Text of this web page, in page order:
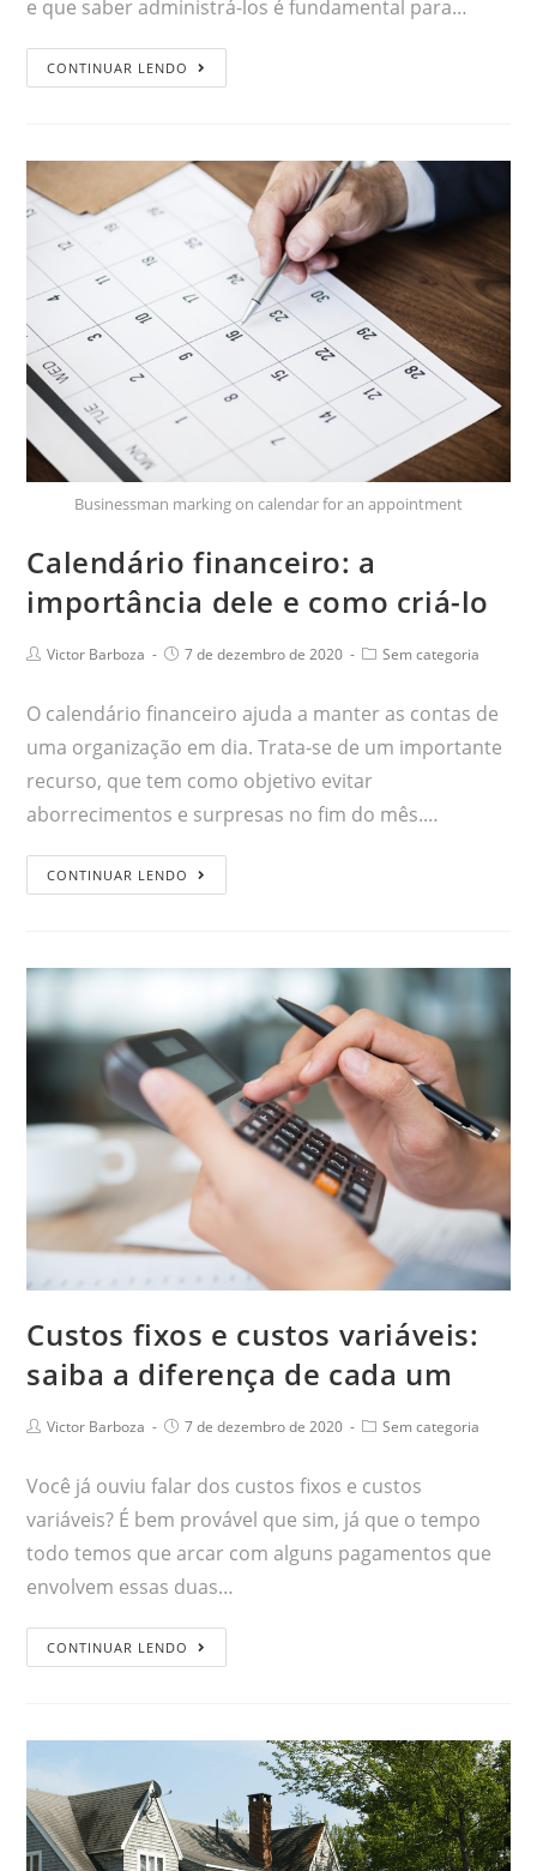
e que saber administrá-los é fundamental para…
CONTINUAR LENDO
Businessman marking on calendar for an appointment
Calendário financeiro: a
importância dele e como criá-lo
Victor Barboza 7 de dezembro de 2020 Sem categoria
O calendário financeiro ajuda a manter as contas de
uma organização em dia. Trata-se de um importante
recurso, que tem como objetivo evitar
aborrecimentos e surpresas no fim do mês.…
CONTINUAR LENDO
Custos‌ ‌fixos‌ ‌e‌ ‌custos‌ ‌variáveis:‌
‌saiba‌ ‌a‌ ‌diferença‌ ‌de‌ ‌cada‌ ‌um‌
Victor Barboza 7 de dezembro de 2020 Sem categoria
Você já ouviu falar dos custos fixos e custos
variáveis? É bem provável que sim, já que o tempo
todo temos que arcar com alguns pagamentos que
envolvem essas duas…
CONTINUAR LENDO